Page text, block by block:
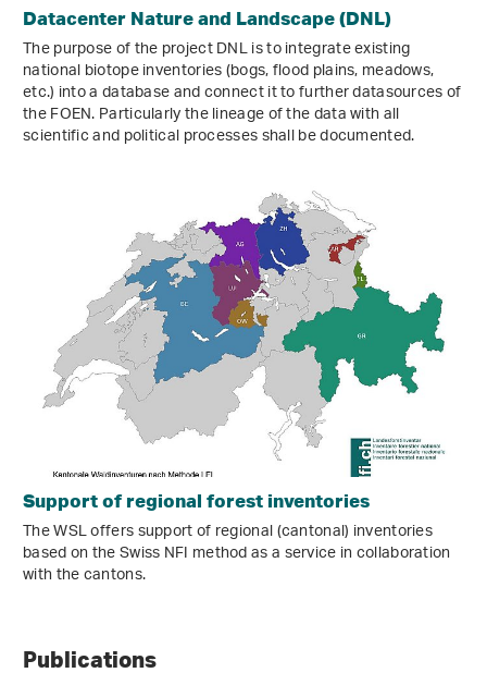
Datacenter Nature and Landscape (DNL)
The purpose of the project DNL is to integrate existing
national biotope inventories (bogs, flood plains, meadows,
etc.) into a database and connect it to further datasources of
the FOEN. Particularly the lineage of the data with all
scientific and political processes shall be documented.
Support of regional forest inventories
The WSL offers support of regional (cantonal) inventories
based on the Swiss NFI method as a service in collaboration
with the cantons.
Publications